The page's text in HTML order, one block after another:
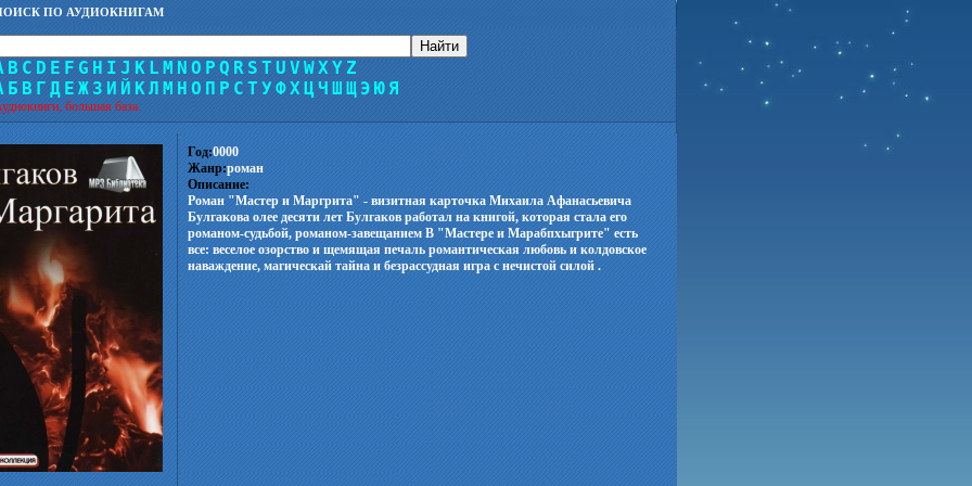
ПО АУДИОКНИГАМ
B C D E F G H I J K L M N O P Q R S T U V WXYZ
Б В Г Д Е Ж З И Й КЛ М Н О П Р С Т УФХ ЦЧ Ш Щ Э ЮЯ
большая база.
Год:0000
Жанр:роман
Описание:
Роман "Мастер и Маргрита" - визитная карточка Михаила Афанасьевича
Булгакова олее десяти лет Булгаков работал на книгой, которая стала его
романом-судьбой, романом-завещанием В "Мастере и Марабпхыгрите" есть
все: веселое озорство и щемящая печаль романтическая любовь и колдовское
наваждение, магическай тайна и безрассудная игра с нечистой силой .